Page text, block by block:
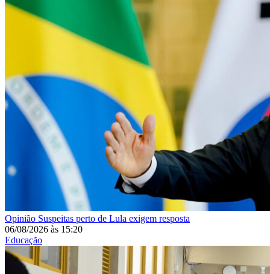
Opinião Suspeitas perto de Lula exigem resposta
06/08/2026 às 15:20
Educação